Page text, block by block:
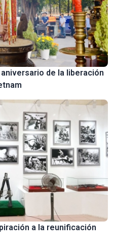
de la liberación
a la reunificación